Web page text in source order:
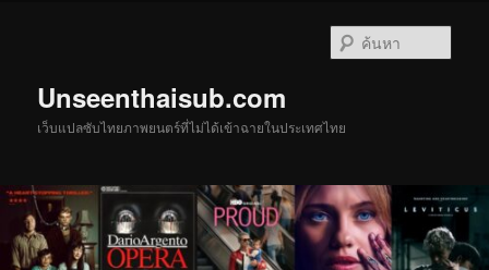
Unseenthaisub.com
เว็บแปลซับไทยภาพยนตร์ที่ไม่ได้เข้าฉายในประเทศไทย